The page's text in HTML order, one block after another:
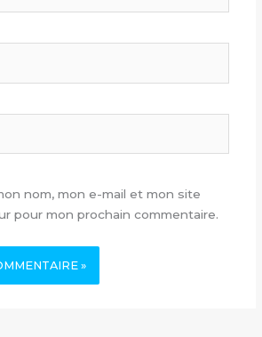
nom, mon e-mail et mon site
pour mon prochain commentaire.